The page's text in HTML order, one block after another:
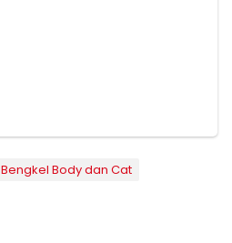
Bengkel Body dan Cat